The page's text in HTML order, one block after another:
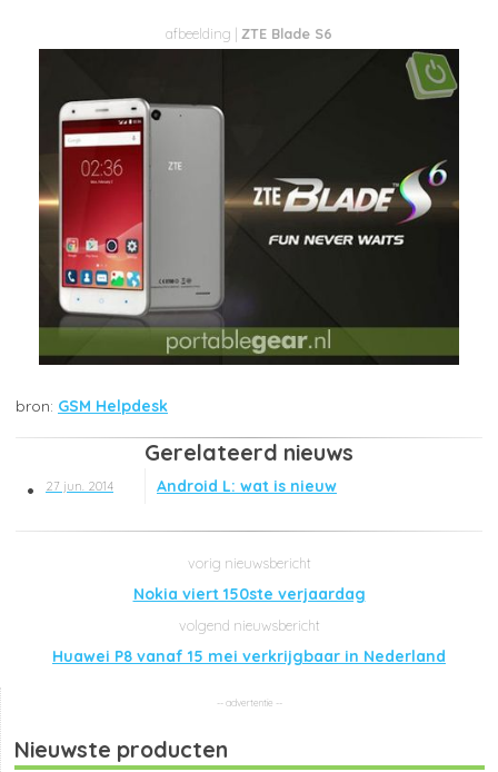
ZTE Blade S6
GSM Helpdesk
Gerelateerd nieuws
27 jun. 2014 Android L: wat is nieuw
Nokia viert 150ste verjaardag
Huawei P8 vanaf 15 mei verkrijgbaar in Nederland
Nieuwste producten